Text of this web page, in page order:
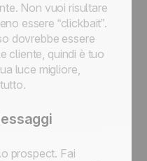
Non vuoi risultare
essere “clickbait”.
dovrebbe essere
cliente, quindi è tuo
luce migliore,
prospect. Fai